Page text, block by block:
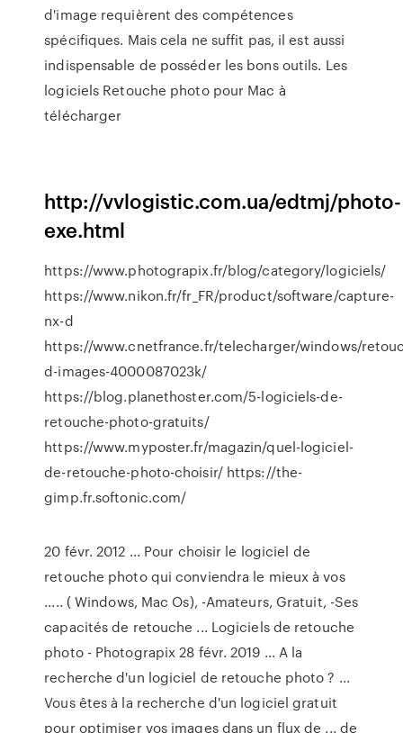
d'image requièrent des compétences
spécifiques. Mais cela ne suffit pas, il est aussi
indispensable de posséder les bons outils. Les
logiciels Retouche photo pour Mac à
télécharger
http://vvlogistic.com.ua/edtmj/photo-
exe.html
https://www.photograpix.fr/blog/category/logiciels/
https://www.nikon.fr/fr_FR/product/software/capture-
nx-d
https://www.cnetfrance.fr/telecharger/windows/
d-images-4000087023k/
https://blog.planethoster.com/5-logiciels-de-
retouche-photo-gratuits/
https://www.myposter.fr/magazin/quel-logiciel-
de-retouche-photo-choisir/ https://the-
gimp.fr.softonic.com/
20 févr. 2012 ... Pour choisir le logiciel de
retouche photo qui conviendra le mieux à vos
..... ( Windows, Mac Os), -Amateurs, Gratuit, -Ses
capacités de retouche ... Logiciels de retouche
photo - Photograpix 28 févr. 2019 ... A la
recherche d'un logiciel de retouche photo ? ...
Vous êtes à la recherche d'un logiciel gratuit
pour optimiser vos images dans un flux de ... de